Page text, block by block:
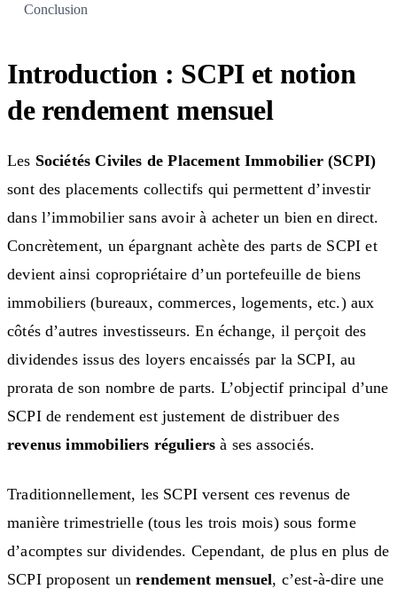
Conclusion
Introduction : SCPI et notion
de rendement mensuel
Les Sociétés Civiles de Placement Immobilier (SCPI)
sont des placements collectifs qui permettent d’investir
dans l’immobilier sans avoir à acheter un bien en direct.
Concrètement, un épargnant achète des parts de SCPI et
devient ainsi copropriétaire d’un portefeuille de biens
immobiliers (bureaux, commerces, logements, etc.) aux
côtés d’autres investisseurs. En échange, il perçoit des
dividendes issus des loyers encaissés par la SCPI, au
prorata de son nombre de parts. L’objectif principal d’une
SCPI de rendement est justement de distribuer des
revenus immobiliers réguliers à ses associés.
Traditionnellement, les SCPI versent ces revenus de
manière trimestrielle (tous les trois mois) sous forme
d’acomptes sur dividendes. Cependant, de plus en plus de
SCPI proposent unrendement mensuel, c’est-à-dire une